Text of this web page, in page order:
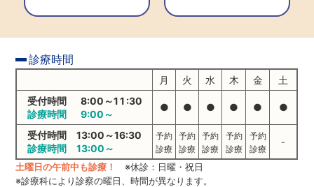
診療時間
月 火 水 木 金
土
受付時間 8:00～11 :30
診療時間 9:00～
● ● ● ● ● ●
受付時間 13:00～16:30
診療時間 13:00～
予約
診療
予約
診療
予約
診療
予約
診療
予約
診療
-
土曜日の午前中も診療！
※休診：日曜・祝日
※診療科により診察の曜日、時間が異なります。